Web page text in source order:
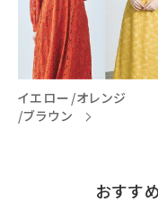
イエロー/オレンジ
/ブラウン
おすす